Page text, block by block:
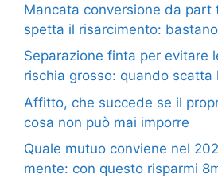
Mancata conversione da part
spetta il risarcimento:
Separazione finta per evitare
rischia grosso: quando scatta
Affitto, che succede se il
cosa non può mai imporre
Quale mutuo conviene nel
mente: con questo risparmi